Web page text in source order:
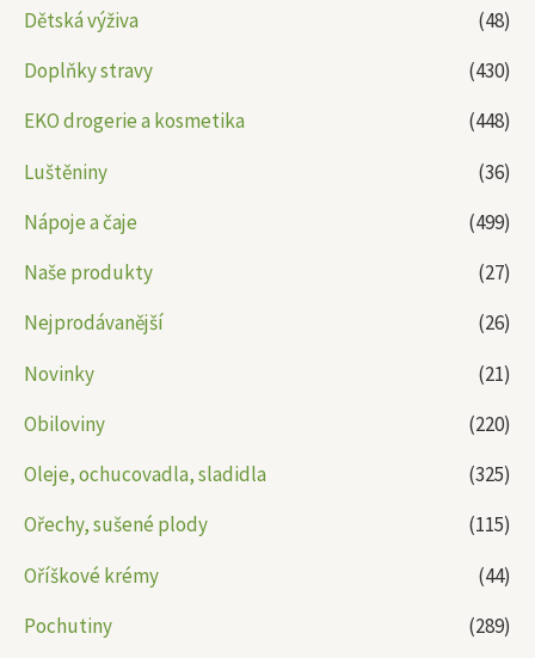
Dětská výživa
(48)
Doplňky stravy
(430)
EKO drogerie a kosmetika
(448)
Luštěniny
(36)
Nápoje a čaje
(499)
Naše produkty
(27)
Nejprodávanější
(26)
Novinky
(21)
Obiloviny
(220)
Oleje, ochucovadla, sladidla
(325)
Ořechy, sušené plody
(115)
Oříškové krémy
(44)
Pochutiny
(289)